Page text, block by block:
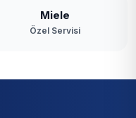
Miele
Özel Servisi